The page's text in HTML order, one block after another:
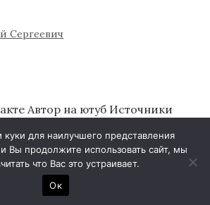
Сергеевич
Автор на ютуб Источники
Политика
© 2026
для наилучшего представления
Вы продолжите использовать сайт, мы
что Вас это устраивает.
Ок